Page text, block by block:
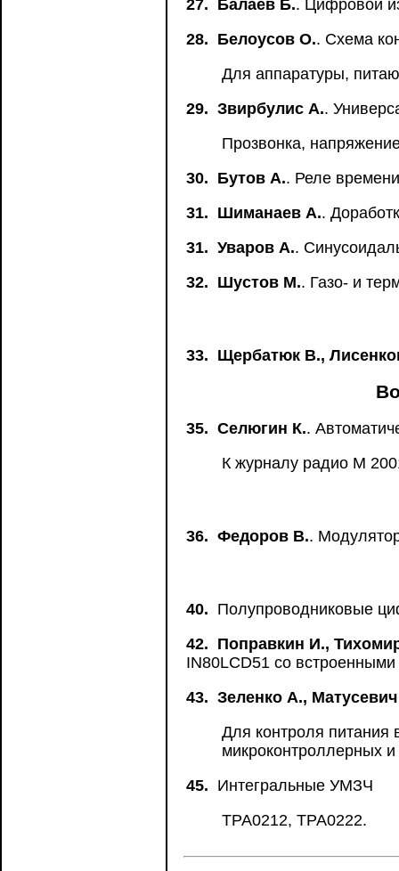
27. Балаев Б.. Цифровой
28. Белоусов О.. Схема
Для аппаратуры,
29. Звирбулис А..
Прозвонка,
30. Бутов А.. Реле
31. Шиманаев А..
31. Уваров А..
32. Шустов М.. Газо- и
33. Щербатюк В.,
35. Селюгин К..
К журналу радио М
36. Федоров В..
40. Полупроводниковые
42. Поправкин И.,
IN80LCD51 со
43. Зеленко А.,
Для контроля питания
микроконтроллерных
45. Интегральные УМЗЧ
TPA0212, TPA0222.